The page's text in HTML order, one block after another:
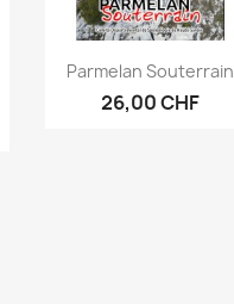
Aperçu rapide
Parmelan Souterrain
26,00 CHF